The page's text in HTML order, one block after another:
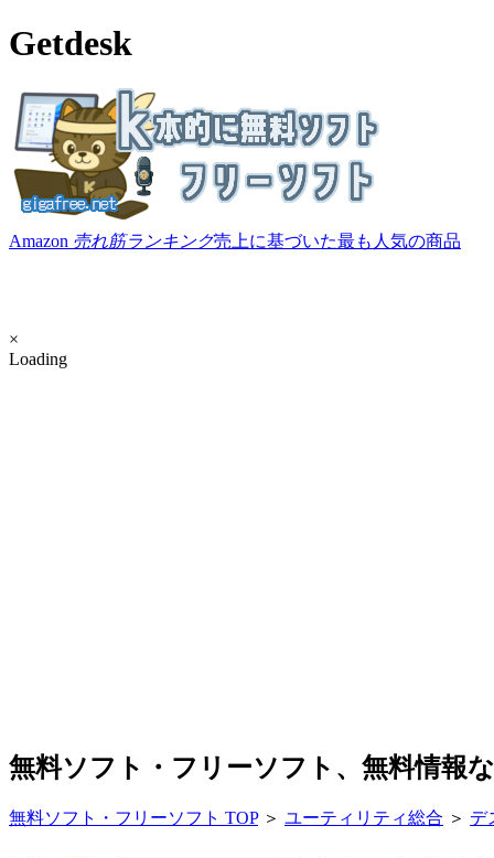
Getdesk
Amazon 売れ筋ランキング売上に基づいた最も人気の商品
×
Loading
無料ソフト・フリーソフト、無料情報
無料ソフト・フリーソフト TOP＞ ユーティリティ総合 ＞ デ